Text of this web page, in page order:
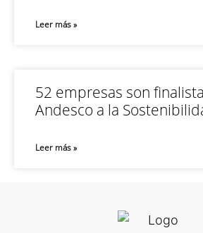
Leer más »
52 empresas son
Andesco a la
Leer más »